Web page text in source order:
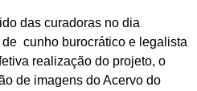
das curadoras no dia
cunho burocrático e legalista
realização do projeto, o
de imagens do Acervo do